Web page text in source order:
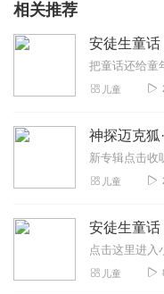
相关推荐
安徒生童话
儿童
儿童
安徒生童话
儿童